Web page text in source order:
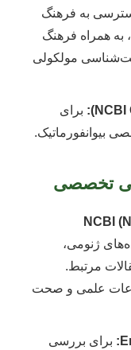
به فرهنگ
به همراه فرهنگ
مولکولی
برای
بیوانفورماتیک.
تخصصی
NCBI
ژنومی،
مرتبط.
علمی و صحت
برای بررسی